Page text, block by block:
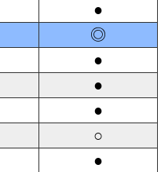
●
◎
●
●
●
○
●